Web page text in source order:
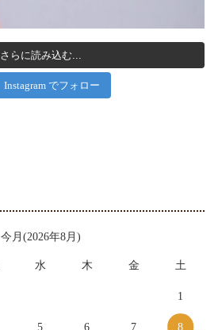
さらに読み込む...
Instagram でフォロー
今月(2026年8月)
水 木 金 土
1
5 6 7 8